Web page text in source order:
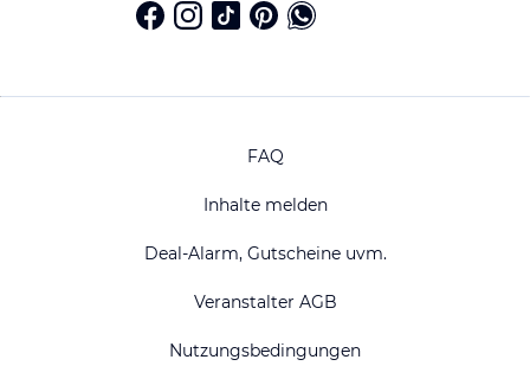
FAQ
Inhalte melden
Deal-Alarm, Gutscheine uvm.
Veranstalter AGB
Nutzungsbedingungen